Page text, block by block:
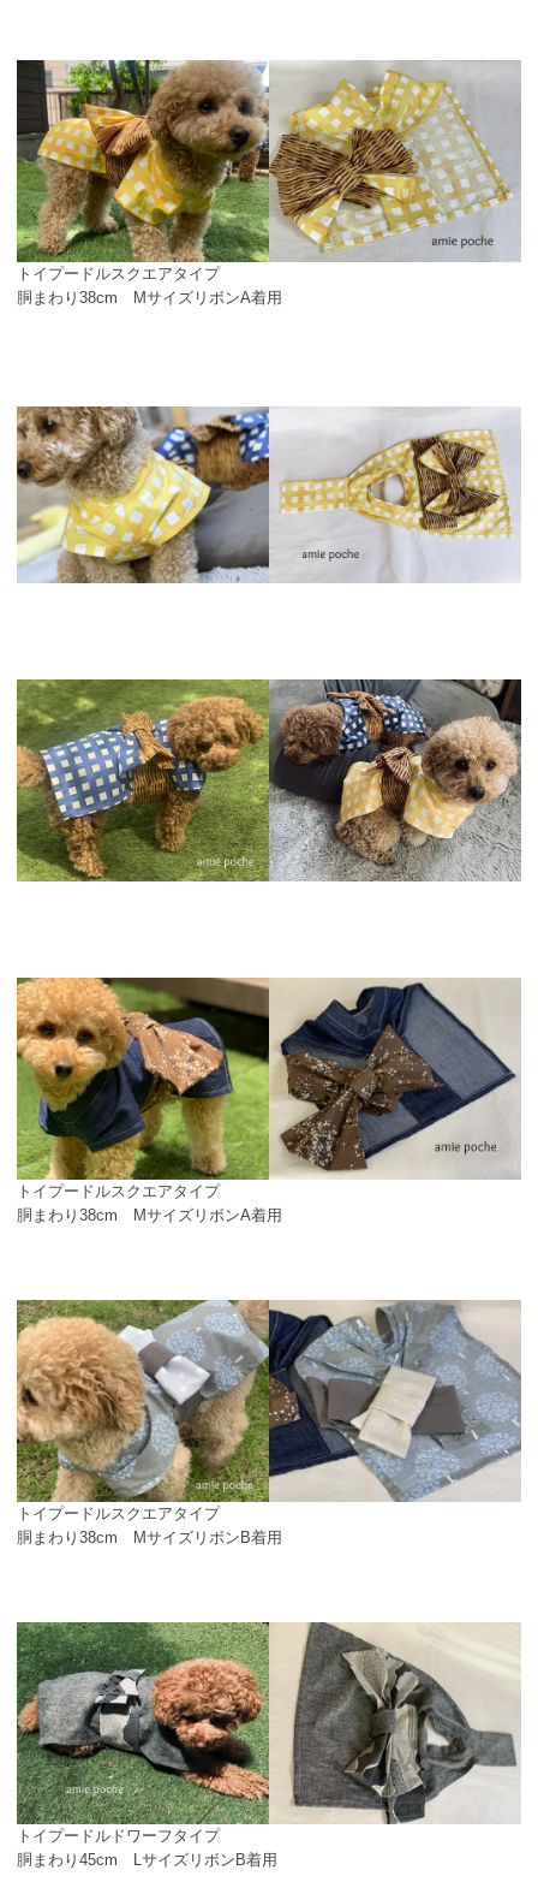
トイプードルスクエアタイプ
胴まわり38cm MサイズリボンA着用
トイプードルスクエアタイプ
胴まわり38cm MサイズリボンA着用
トイプードルスクエアタイプ
胴まわり38cm MサイズリボンB着用
トイプードルドワーフタイプ
胴まわり45cm LサイズリボンB着用